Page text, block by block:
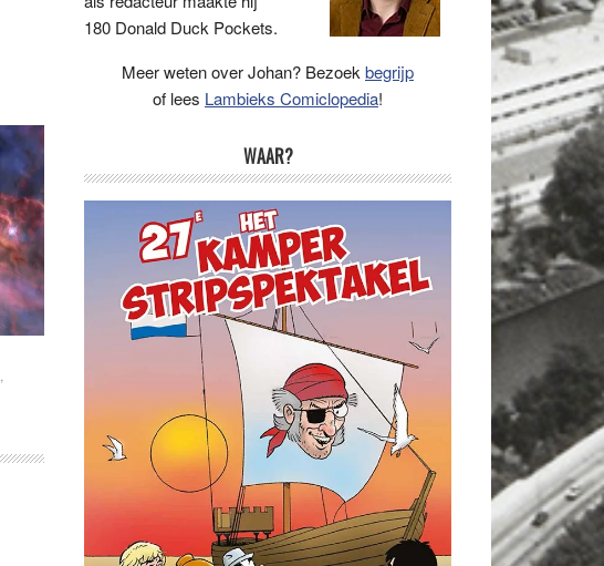
180 Donald Duck Pockets.
Meer weten over Johan? Bezoek begrijp
of lees Lambieks Comiclopedia!
WAAR?